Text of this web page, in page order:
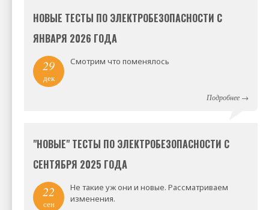
НОВЫЕ ТЕСТЫ ПО ЭЛЕКТРОБЕЗОПАСНОСТИ С
ЯНВАРЯ 2026 ГОДА
29
дек
Смотрим что поменялось
Подробнее→
"НОВЫЕ" ТЕСТЫ ПО ЭЛЕКТРОБЕЗОПАСНОСТИ С
СЕНТЯБРЯ 2025 ГОДА
22
сен
Не такие уж они и новые. Рассматриваем
изменения.